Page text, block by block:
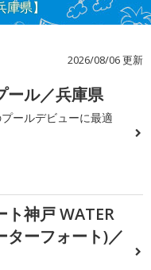
県】
2026/08/06 更新
ール／兵庫県
ールデビューに最適
ト神戸 WATER
ターフォート)／